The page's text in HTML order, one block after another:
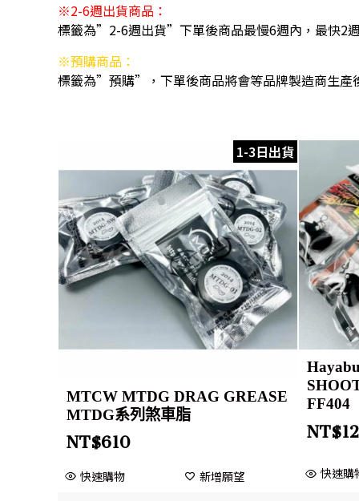
※2-6週出貨商品：
標籤為”2-6週出貨”下單後商品最慢6週內，最快2
※預購商品：
標籤為”預購”，下單後商品將會等品牌製造商生產
1-3日出貨
MTCW MTDG DRAG GREASE
MTDG系列煞車脂
NT$610
快速購物 新增願望
FF404
NT$
快速購